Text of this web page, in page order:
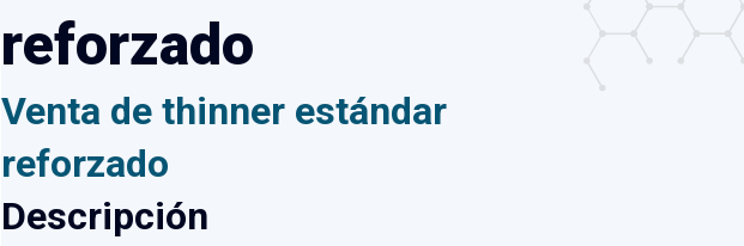
reforzado
Venta de thinner estándar
reforzado
Descripción